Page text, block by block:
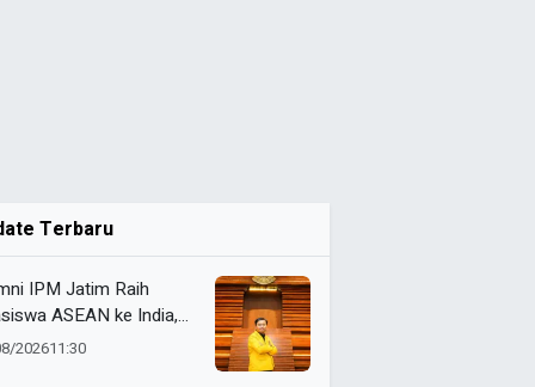
Terbaru
IPM Jatim Raih
ASEAN ke India,
Studi Filsafat di
202611:30